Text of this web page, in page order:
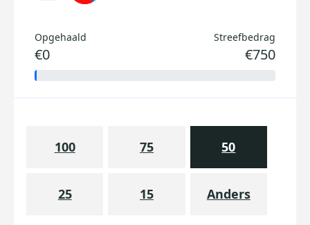
Opgehaald
€0
Streefbedrag
€750
100 75 50
25 15 Anders